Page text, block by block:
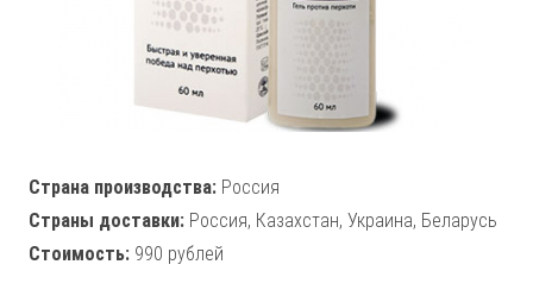
Страна производства: Россия
Страны доставки: Россия, Казахстан, Украина, Беларусь
Стоимость: 990 рублей